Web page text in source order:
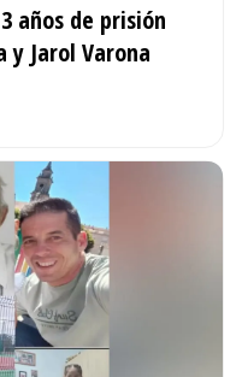
años de prisión
y Jarol Varona